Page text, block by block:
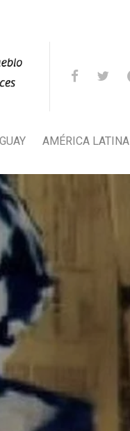
AMÉRICA LATINA